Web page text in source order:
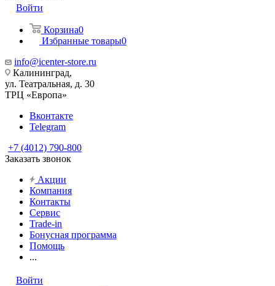
Войти
Корзина0
Избранные товары0
info@icenter-store.ru
Калининград,
ул. Театральная, д. 30
ТРЦ «Европа»
Вконтакте
Telegram
+7 (4012) 790-800
Заказать звонок
Акции
Компания
Контакты
Сервис
Trade-in
Бонусная программа
Помощь
...
Войти